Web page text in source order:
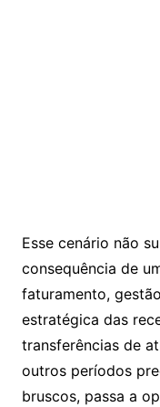
Esse cenário não
consequência de
faturamento,
estratégica das
transferências de
outros períodos
bruscos, passa a